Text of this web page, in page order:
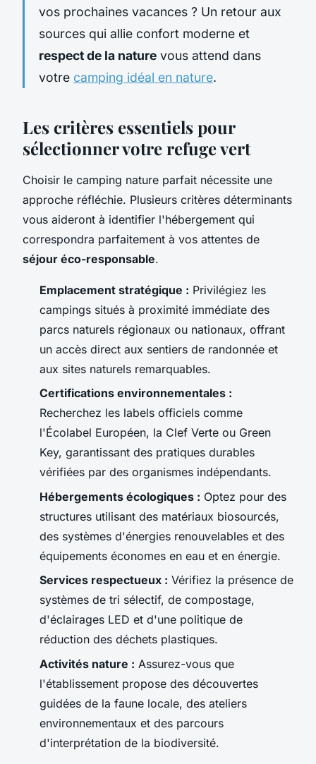
vos prochaines vacances ? Un retour aux
sources qui allie confort moderne et
respect de la nature vous attend dans
votre camping idéal en nature.
Les critères essentiels pour
sélectionner votre refuge vert
Choisir le camping nature parfait nécessite une
approche réfléchie. Plusieurs critères déterminants
vous aideront à identifier l'hébergement qui
correspondra parfaitement à vos attentes de
séjour éco-responsable.
Emplacement stratégique : Privilégiez les
campings situés à proximité immédiate des
parcs naturels régionaux ou nationaux, offrant
un accès direct aux sentiers de randonnée et
aux sites naturels remarquables.
Certifications environnementales :
Recherchez les labels officiels comme
l'Écolabel Européen, la Clef Verte ou Green
Key, garantissant des pratiques durables
vérifiées par des organismes indépendants.
Hébergements écologiques : Optez pour des
structures utilisant des matériaux biosourcés,
des systèmes d'énergies renouvelables et des
équipements économes en eau et en énergie.
Services respectueux : Vérifiez la présence de
systèmes de tri sélectif, de compostage,
d'éclairages LED et d'une politique de
réduction des déchets plastiques.
Activités nature : Assurez-vous que
l'établissement propose des découvertes
guidées de la faune locale, des ateliers
environnementaux et des parcours
d'interprétation de la biodiversité.